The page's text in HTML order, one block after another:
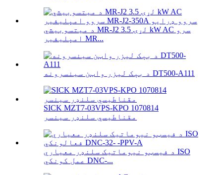
د میتسوبیشي MR-J2 لړۍ 3.5 kW AC سرو
امپلیفیر MR...
د بېک لیزر واټن سینسرونه DT500-A111
SICK MZT7-03VPS-KPO 1070814
مقناطیسي سلنډر سینسر
د فیسټو نیوماتیک سلنډر معیاري ISO
عمل کونکي DNC-...